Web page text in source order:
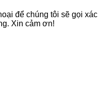
để chúng tôi sẽ gọi xác
Xin cảm ơn!